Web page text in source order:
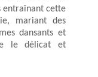
entraînant cette
mariant des
dansants et
le délicat et